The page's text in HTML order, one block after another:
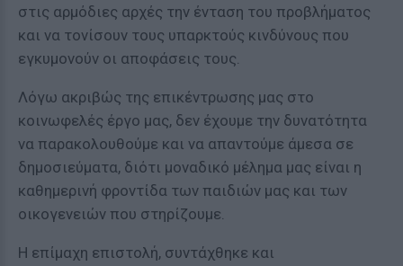
στις αρμόδιες αρχές την ένταση του προβλήματος
και να τονίσουν τους υπαρκτούς κινδύνους που
εγκυμονούν οι αποφάσεις τους.
Λόγω ακριβώς της επικέντρωσης μας στο
κοινωφελές έργο μας, δεν έχουμε την δυνατότητα
να παρακολουθούμε και να απαντούμε άμεσα σε
δημοσιεύματα, διότι μοναδικό μέλημα μας είναι η
καθημερινή φροντίδα των παιδιών μας και των
οικογενειών που στηρίζουμε.
Η επίμαχη επιστολή, συντάχθηκε και